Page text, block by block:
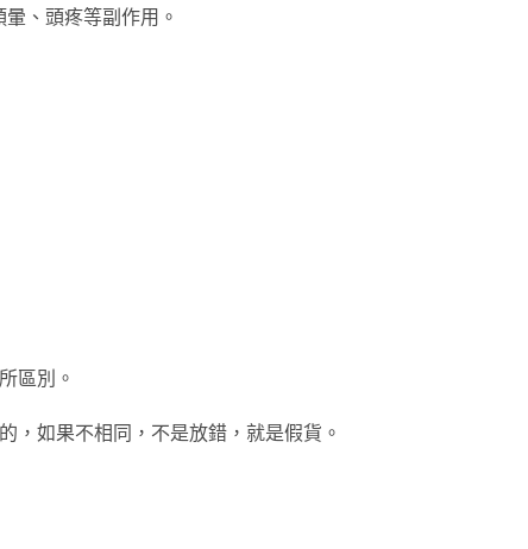
、頭疼等副作用。
區別。
，如果不相同，不是放錯，就是假貨。